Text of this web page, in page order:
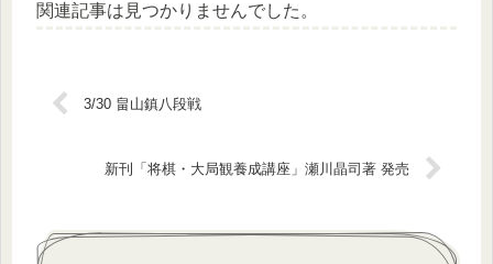
関連記事は見つかりませんでした。
3/30 畠山鎮八段戦
新刊「将棋・大局観養成講座」瀬川晶司著 発売